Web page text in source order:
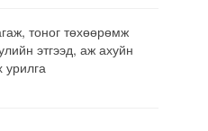
тоног төхөөрөмж
этгээд, аж ахуйн
урилга